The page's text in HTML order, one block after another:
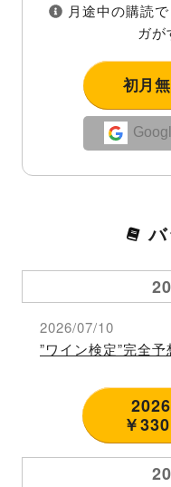
月途中の購読で
ガ
初月
2026/07/10
”ワイン検定”完全